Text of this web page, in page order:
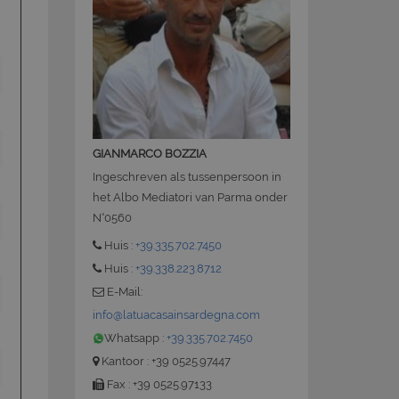
GIANMARCO BOZZIA
Ingeschreven als tussenpersoon in
het Albo Mediatori van Parma onder
N°0560
Huis : +39.335.702.7450
Huis : +39.338.223.8712
E-Mail:
info@latuacasainsardegna.com
Whatsapp :+39.335.702.7450
Kantoor : +39 0525.97447
Fax : +39 0525.97133